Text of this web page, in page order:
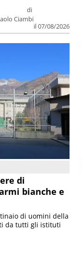
di
Ciambi
il 07/08/2026
di
bianche e
di uomini della
da tutti gli istituti